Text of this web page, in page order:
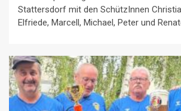
Stattersdorf mit den SchützInnen
Elfriede, Marcell, Michael, Peter und